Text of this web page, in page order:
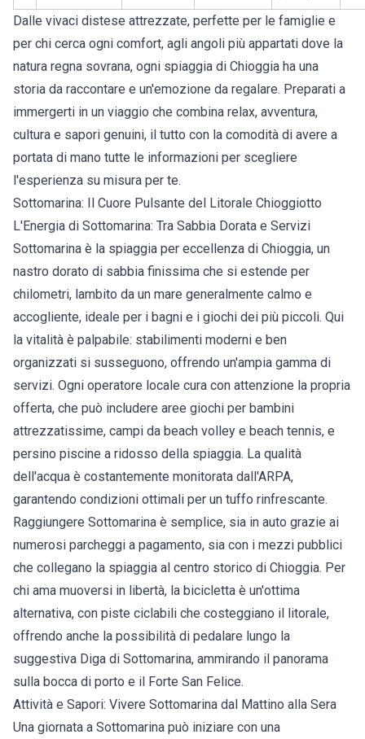
Dalle vivaci distese attrezzate, perfette per le famiglie e
per chi cerca ogni comfort, agli angoli più appartati dove la
natura regna sovrana, ogni spiaggia di Chioggia ha una
storia da raccontare e un'emozione da regalare. Preparati a
immergerti in un viaggio che combina relax, avventura,
cultura e sapori genuini, il tutto con la comodità di avere a
portata di mano tutte le informazioni per scegliere
l'esperienza su misura per te.
Sottomarina: Il Cuore Pulsante del Litorale Chioggiotto
L'Energia di Sottomarina: Tra Sabbia Dorata e Servizi
Sottomarina è la spiaggia per eccellenza di Chioggia, un
nastro dorato di sabbia finissima che si estende per
chilometri, lambito da un mare generalmente calmo e
accogliente, ideale per i bagni e i giochi dei più piccoli. Qui
la vitalità è palpabile: stabilimenti moderni e ben
organizzati si susseguono, offrendo un'ampia gamma di
servizi. Ogni operatore locale cura con attenzione la propria
offerta, che può includere aree giochi per bambini
attrezzatissime, campi da beach volley e beach tennis, e
persino piscine a ridosso della spiaggia. La qualità
dell'acqua è costantemente monitorata dall'ARPA,
garantendo condizioni ottimali per un tuffo rinfrescante.
Raggiungere Sottomarina è semplice, sia in auto grazie ai
numerosi parcheggi a pagamento, sia con i mezzi pubblici
che collegano la spiaggia al centro storico di Chioggia. Per
chi ama muoversi in libertà, la bicicletta è un'ottima
alternativa, con piste ciclabili che costeggiano il litorale,
offrendo anche la possibilità di pedalare lungo la
suggestiva Diga di Sottomarina, ammirando il panorama
sulla bocca di porto e il Forte San Felice.
Attività e Sapori: Vivere Sottomarina dal Mattino alla Sera
Una giornata a Sottomarina può iniziare con una